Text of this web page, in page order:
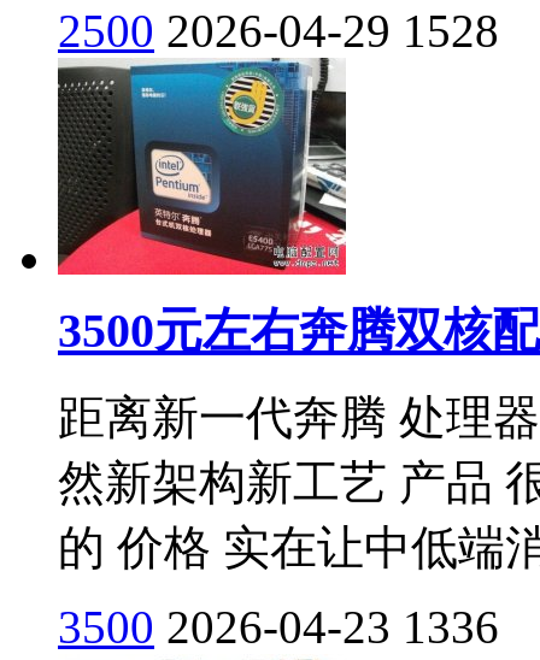
2500 2026-04-29 1528
3500元左右奔腾双核
距离新一代奔腾 处理
然新架构新工艺 产品
的 价格 实在让中低端
3500 2026-04-23 1336